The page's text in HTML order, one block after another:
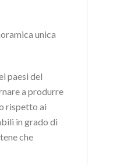
unica
paesi del
a produrre
rispetto ai
in grado di
che